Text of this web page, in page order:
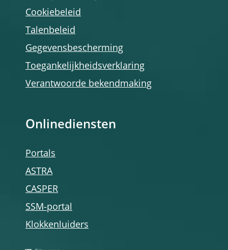
Cookiebeleid
Talenbeleid
Gegevensbescherming
Toegankelijkheidsverklaring
Verantwoorde bekendmaking
Onlinediensten
Portals
ASTRA
CASPER
SSM-portal
Klokkenluiders